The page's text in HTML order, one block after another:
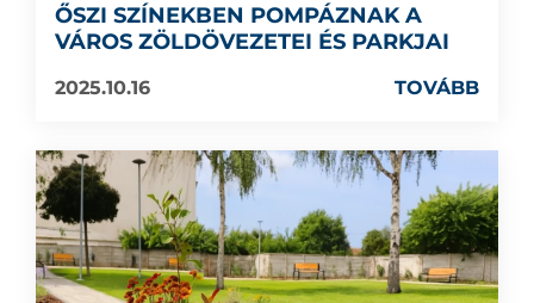
ŐSZI SZÍNEKBEN POMPÁZNAK A
VÁROS ZÖLDÖVEZETEI ÉS PARKJAI
2025.10.16 TOVÁBB